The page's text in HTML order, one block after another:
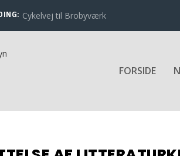
Cykelvej til Brobyværk
FORSIDE